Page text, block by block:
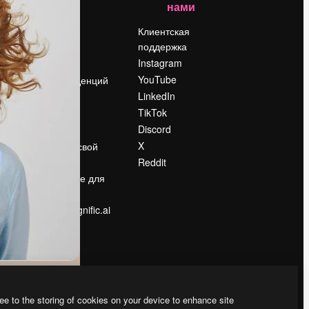
О нас
Reviews
Вакансии
Поиск тенденций
Продайте свой
Помещение для
Ищете magnific.ai
нами
Клиентская
поддержка
Instagram
YouTube
LinkedIn
TikTok
Discord
X
Reddit
to the storing of cookies on your device to enhance site